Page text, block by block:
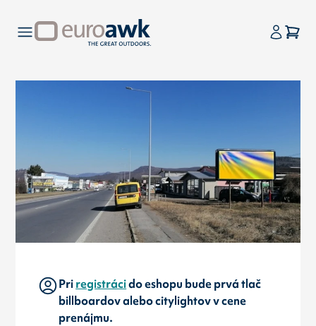
Priregistrácido eshopu bude prvá tlač
billboardov alebo citylightov v cene
prenájmu.